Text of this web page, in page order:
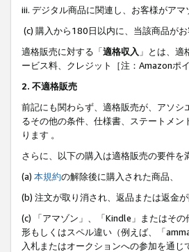
iii. デジタル商品に関連し、お客様がア
(c) 購入から180日以内に、当該商品が
適格販売に対する「適格収入 」とは、
ービス料、クレジット［注：Amazonポ
2. 不適格販売
前記にも関わらず、適格販売が、アソ
るその他の条件、仕様書、ステートメン
ります 。
さらに、以下の購入は適格販売の要件
(a) 本規約の解除後に購入された商品、
(b) 注文が取り消され、返品または返金が
(c) 「アマゾン」、「Kindle」またはそ
形もしくはスペル違い（例えば、「
入札またはオークションへの参加を通じ